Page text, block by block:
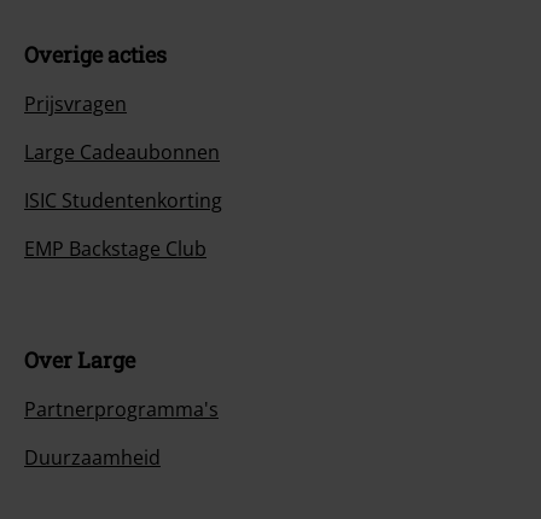
Overige acties
Prijsvragen
Large Cadeaubonnen
ISIC Studentenkorting
EMP Backstage Club
Over Large
Partnerprogramma's
Duurzaamheid